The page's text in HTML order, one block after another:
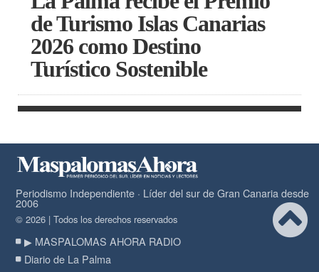
de Turismo Islas Canarias
2026 como Destino
Turístico Sostenible
Periodismo Independiente · Líder del sur de Gran Canaria desde
2006
© 2026 | Todos los derechos reservados
▶ MASPALOMAS AHORA RADIO
Diario de La Palma